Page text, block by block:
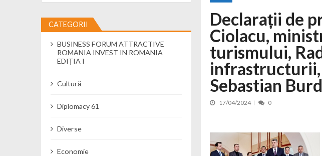
Cseke Attila: Am creat, până în prezent, peste 5.000 de noi locuri în
Încă o creșă modernă pentru Alba: 40 de locuri noi la Zlatna prin
Ministerul Mediului derulează dezbaterea publică pentru proiectul de
Percheziții și flagrant în Neamț: canabis descoperit într-un colet și
Ministerul Apărării Naționale participă la efortul național pentru
Dobânzi de pânã la 7,50% la ediția FIDELIS din luna august 04/
MMAP pune în consultare publică proiectul Catalogului național al
Declarații de
Ciolacu,
turismului,
infrastructurii,
Sebastian
17/04/2024 0
CATEGORII
BUSINESS FORUM ATTRACTIVE
ROMANIA INVEST IN ROMANIA
EDIȚIA I
Cultură
Diplomacy 61
Diverse
Economie